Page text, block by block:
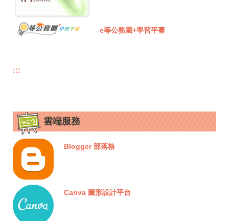
e等公務園+學習平臺
:::
雲端服務
Blogger 部落格
Canva 圖形設計平台